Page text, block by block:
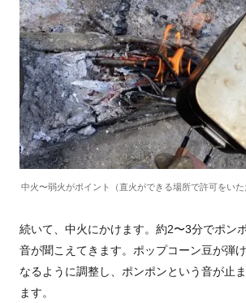
中火〜弱火がポイント（直火ができる場所で許可をいた
続いて、中火にかけます。約2〜3分でポン
音が聞こえてきます。ポップコーン豆が弾
なるように調整し、ポンポンという音が止
ます。